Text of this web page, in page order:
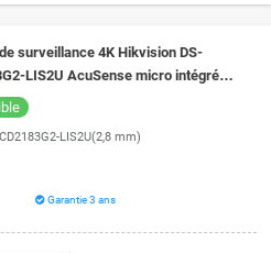
surveillance 4K Hikvision DS-
LIS2U AcuSense micro intégré
couleur 30 mètres
LIS2U(2,8 mm)
Garantie 3 ans